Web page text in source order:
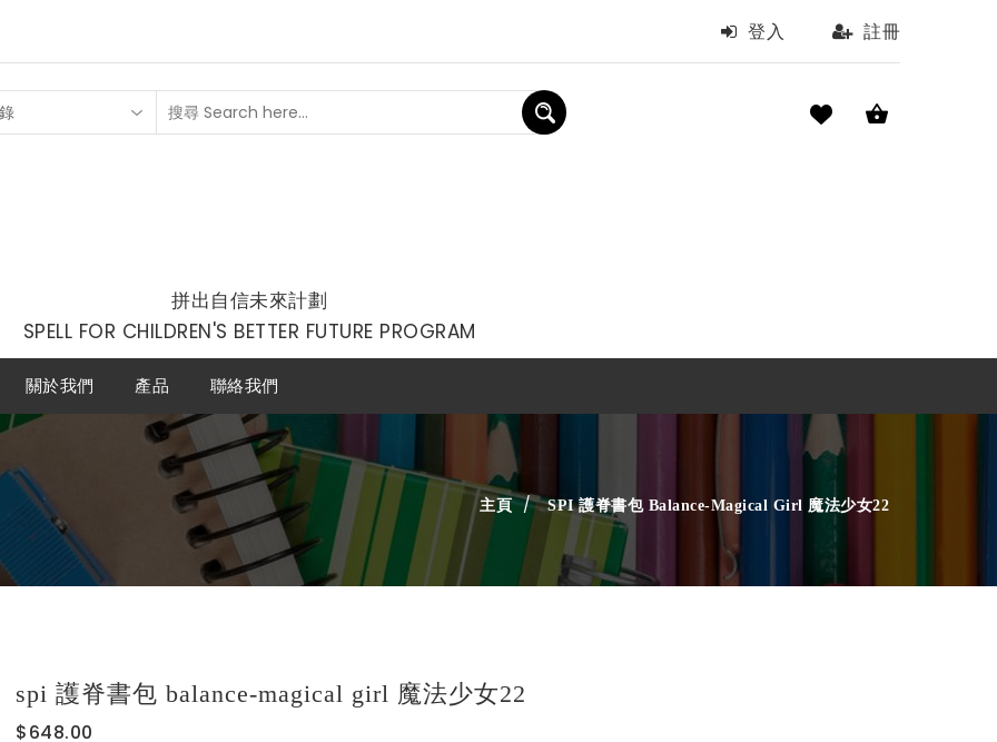
登入 註冊
拼出自信未來計劃
SPELL FOR CHILDREN'S BETTER FUTURE PROGRAM
關於我們 產品 聯絡我們
主頁 SPI 護脊書包 Balance-Magical Girl 魔法少女22
spi 護脊書包 balance-magical girl 魔法少女22
$648.00